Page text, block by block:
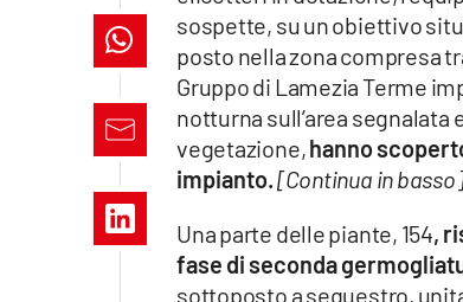
lacapitalenews.it
sospette, su un obiettivo
posto nella zona compresa
Gruppo di Lamezia Terme
notturna sull’area
vegetazione,hanno
impianto.[Continua in basso]
Una parte delle piante, 154,
fase di seconda
sottoposto a sequestro,